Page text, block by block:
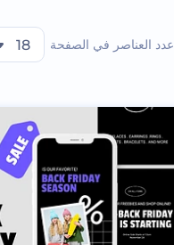
عدد العناصر في الصفحة 18